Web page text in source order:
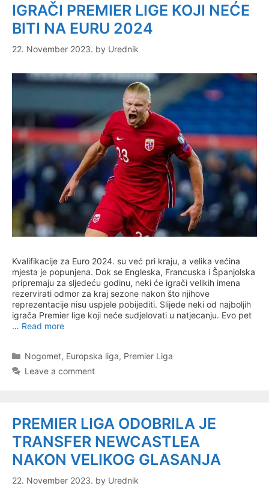
IGRAČI PREMIER LIGE KOJI NEĆE
BITI NA EURU 2024
22. November 2023. by Urednik
Kvalifikacije za Euro 2024. su već pri kraju, a velika većina
mjesta je popunjena. Dok se Engleska, Francuska i Španjolska
pripremaju za sljedeću godinu, neki će igrači velikih imena
rezervirati odmor za kraj sezone nakon što njihove
reprezentacije nisu uspjele pobijediti. Slijede neki od najboljih
igrača Premier lige koji neće sudjelovati u natjecanju. Evo pet
… Read more
Categories
Nogomet, Europska liga, Premier Liga
Leave a comment
PREMIER LIGA ODOBRILA JE
TRANSFER NEWCASTLEA
NAKON VELIKOG GLASANJA
22. November 2023. by Urednik